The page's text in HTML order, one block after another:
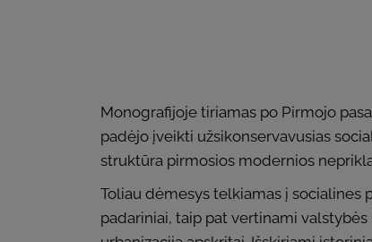
Monografijoje tiriamas po Pirmojo
padėjo įveikti užsikonservavusias
struktūra pirmosios modernios
Toliau dėmesys telkiamas į socialines
padariniai, taip pat vertinami